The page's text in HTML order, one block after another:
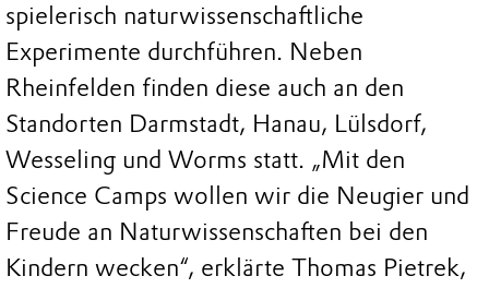
spielerisch naturwissenschaftliche
Experimente durchführen. Neben
Rheinfelden finden diese auch an den
Standorten Darmstadt, Hanau, Lülsdorf,
Wesseling und Worms statt. „Mit den
Science Camps wollen wir die Neugier und
Freude an Naturwissenschaften bei den
Kindern wecken“, erklärte Thomas Pietrek,